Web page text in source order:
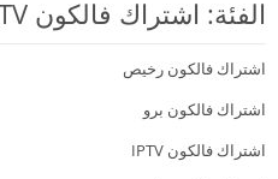
الفئة: اشتراك فالكون IPTV رخيص وجودة عالية
اشتراك فالكون رخيص
اشتراك فالكون برو
اشتراك فالكون IPTV